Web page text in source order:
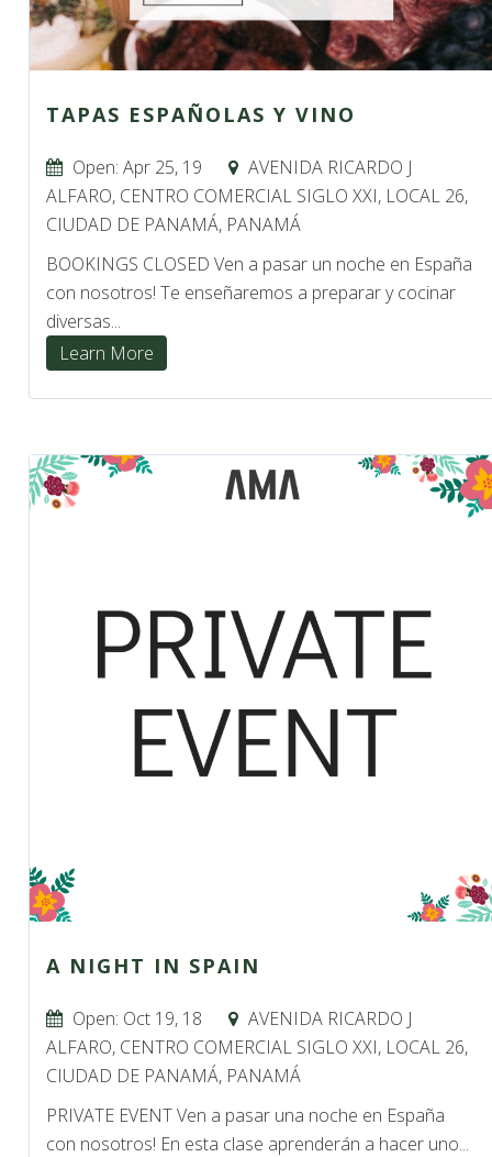
TAPAS ESPAÑOLAS Y VINO
Open: Apr 25, 19
AVENIDA RICARDO J
ALFARO, CENTRO COMERCIAL SIGLO XXI, LOCAL 26,
CIUDAD DE PANAMÁ, PANAMÁ
BOOKINGS CLOSED Ven a pasar un noche en España
con nosotros! Te enseñaremos a preparar y cocinar
diversas...
Learn More
A NIGHT IN SPAIN
Open: Oct 19, 18
AVENIDA RICARDO J
ALFARO, CENTRO COMERCIAL SIGLO XXI, LOCAL 26,
CIUDAD DE PANAMÁ, PANAMÁ
PRIVATE EVENT Ven a pasar una noche en España
con nosotros! En esta clase aprenderán a hacer uno...